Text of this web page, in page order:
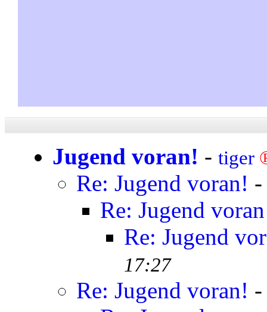
Jugend voran! - tiger
Re: Jugend voran!
Re: Jugend
Re: Jugend
17:27
Re: Jugend voran!